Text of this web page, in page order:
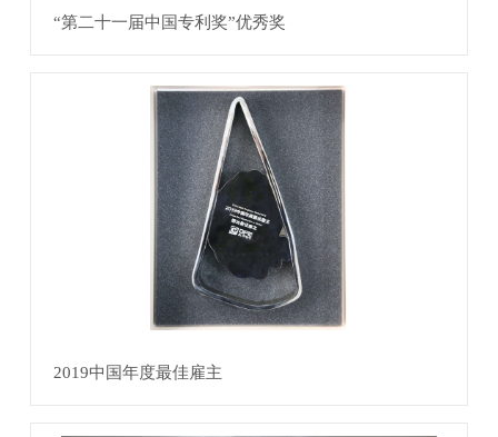
“第二十一届中国专利奖”优秀奖
2019中国年度最佳雇主